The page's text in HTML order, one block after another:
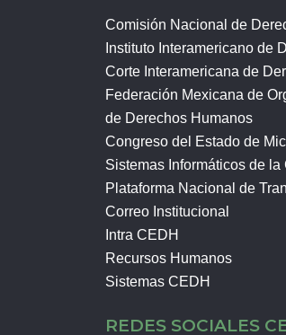
Comisión Nacional de
Instituto Interamericano de
Corte Interamericana de
Federación Mexicana de
de Derechos Humanos
Congreso del Estado de
Sistemas Informáticos de la
Plataforma Nacional de
Correo Institucional
Intra CEDH
Recursos Humanos
Sistemas CEDH
REDES SOCIALES